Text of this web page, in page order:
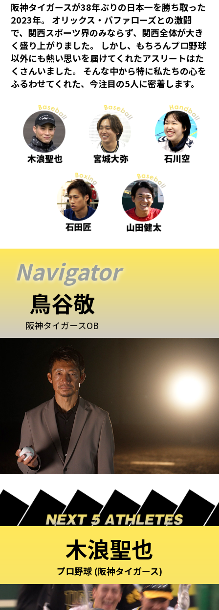
阪神タイガースが38年ぶりの日本一を勝ち取った
2023年。
オリックス・バファローズとの激闘
で、関西スポーツ界のみならず、関西全体が大き
く盛り上がりました。
しかし、もちろんプロ野球
以外にも熱い思いを届けてくれたアスリートはた
くさんいました。
そんな中から特に私たちの心を
ふるわせてくれた、今注目の5人に密着します。
Navigator
鳥谷敬
阪神タイガースOB
木浪聖也
プロ野球 (阪神タイガース)